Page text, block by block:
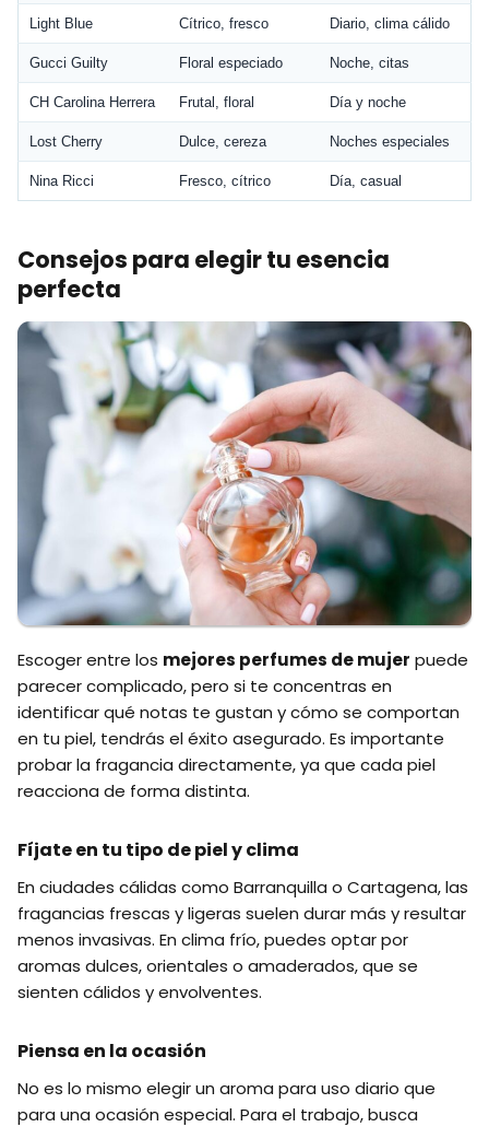
Light Blue Cítrico, fresco Diario, clima cálido
Gucci Guilty Floral especiado Noche, citas
CH Carolina Herrera Frutal, floral Día y noche
Lost Cherry Dulce, cereza Noches especiales
Nina Ricci Fresco, cítrico Día, casual
Consejos para elegir tu esencia
perfecta
Escoger entre los mejores perfumes de mujer puede
parecer complicado, pero si te concentras en
identificar qué notas te gustan y cómo se comportan
en tu piel, tendrás el éxito asegurado. Es importante
probar la fragancia directamente, ya que cada piel
reacciona de forma distinta.
Fíjate en tu tipo de piel y clima
En ciudades cálidas como Barranquilla o Cartagena, las
fragancias frescas y ligeras suelen durar más y resultar
menos invasivas. En clima frío, puedes optar por
aromas dulces, orientales o amaderados, que se
sienten cálidos y envolventes.
Piensa en la ocasión
No es lo mismo elegir un aroma para uso diario que
para una ocasión especial. Para el trabajo, busca